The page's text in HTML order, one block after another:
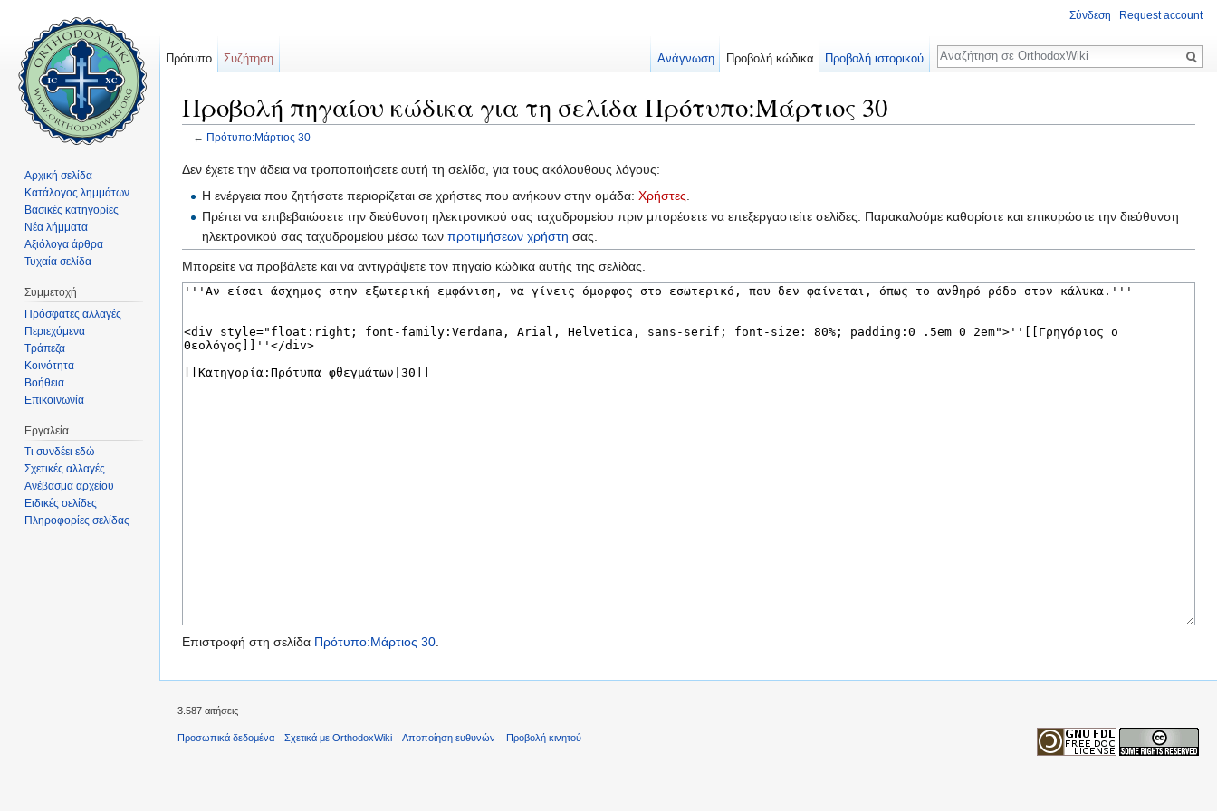
Προβολή πηγαίου κώδικα για τη σελίδα Πρότυπο:Μάρτιος 30
← Πρότυπο:Μάρτιος 30
Δεν έχετε την άδεια να τροποποιήσετε αυτή τη σελίδα, για τους ακόλουθους λόγους:
Η ενέργεια που ζητήσατε περιορίζεται σε χρήστες που ανήκουν στην ομάδα:Χρήστες
Πρέπει να επιβεβαιώσετε την διεύθυνση ηλεκτρονικού σας ταχυδρομείου πριν μπορέσετε να επεξεργαστείτε σελίδες. Παρακαλούμε καθορίστε και επικυρώστε την διεύθυνση
ηλεκτρονικού σας ταχυδρομείου μέσω τωνπροτιμήσεων χρήστη σας.
Μπορείτε να προβάλετε και να αντιγράψετε τον πηγαίο κώδικα αυτής της σελίδας.
Επιστροφή στη σελίδα Πρότυπο:Μάρτιος 30.
Σύνδεση Request account
Πρότυπο Συζήτηση Ανάγνωση Προβολή κώδικα Προβολή ιστορικού
Αναζήτηση
Αρχική σελίδα
Κατάλογος λημμάτων
Βασικές κατηγορίες
Νέα λήμματα
Αξιόλογα άρθρα
Τυχαία σελίδα
Συμμετοχή
Πρόσφατες αλλαγές
Περιεχόμενα
Τράπεζα
Κοινότητα
Βοήθεια
Επικοινωνία
Εργαλεία
Τι συνδέει εδώ
Σχετικές αλλαγές
Ανέβασμα αρχείου
Ειδικές σελίδες
Πληροφορίες σελίδας
3.587 αιτήσεις
Προσωπικά δεδομένα Σχετικά με OrthodoxWiki Αποποίηση ευθυνών Προβολή κινητού